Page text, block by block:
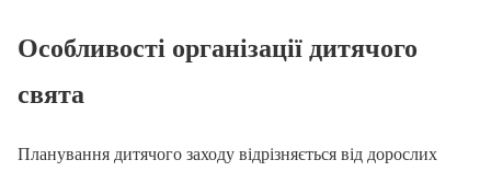
Особливості організації дитячого
свята
Планування дитячого заходу відрізняється від дорослих